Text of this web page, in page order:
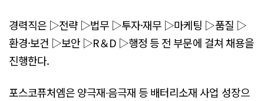
경력직은 ▷전략 ▷법무 ▷투자·재무 ▷마케팅 ▷품질 ▷
환경·보건 ▷보안 ▷R＆D ▷행정 등 전 부문에 걸쳐 채용을
진행한다.
포스코퓨처엠은 양극재∙음극재 등 배터리소재 사업 성장으